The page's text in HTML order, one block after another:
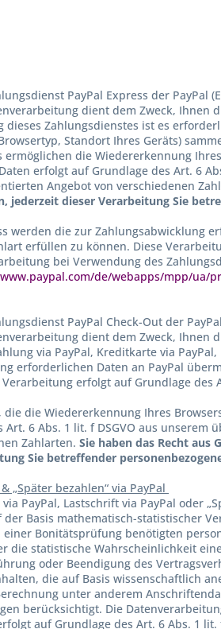
PayPal Express der PayPal
dient dem Zweck, Ihnen
Zahlungsdienstes ist es
Standort Ihres Geräts)
ermöglichen die Wiedererkennung
erfolgt auf Grundlage des Art. 6
Angebot von verschiedenen
jederzeit dieser Verarbeitung Sie
werden die zur Zahlungsabwicklung
erfüllen zu können. Diese
bei Verwendung des
www.paypal.com/de/webapps/mpp/ua/
PayPal Check-Out der
dient dem Zweck,
via PayPal, Kreditkarte via PayPal,
erforderlichen Daten an PayPal
erfolgt auf Grundlage des
die Wiedererkennung Ihres
6 Abs. 1 lit. f DSGVO aus unserem
Zahlarten. Sie haben das Recht aus
Sie betreffender
„Später bezahlen“ via PayPal
PayPal, Lastschrift via PayPal oder
Basis mathematisch-statistischer
Bonitätsprüfung benötigten
statistische Wahrscheinlichkeit
oder Beendigung des
die auf Basis wissenschaftlich
unter anderem
berücksichtigt. Die
auf Grundlage des Art. 6 Abs. 1 lit.